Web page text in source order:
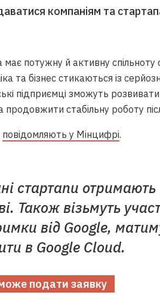
компаніям та
має потужну й активну спільноту
та бізнес стикаються із
підприємці зможуть
продовжити стабільну роботу
повідомляють у Мінцифрі.
стартапи
Також візьмуть
від Google,
в Google Cloud.
подати заявку